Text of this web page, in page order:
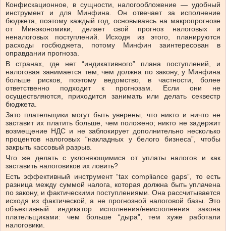
Конфискационное, в сущности, налогообложение — удобный
инструмент и для Минфина. Он отвечает за исполнение
бюджета, поэтому каждый год, основываясь на макропрогнозе
от Минэкономики, делает свой прогноз налоговых и
неналоговых поступлений. Исходя из этого, планируются
расходы госбюджета, потому Минфин заинтересован в
оправдании прогноза.
В странах, где нет “индикативного” плана поступлений, и
налоговая занимается тем, чем должна по закону, у Минфина
больше рисков, поэтому ведомство, в частности, более
ответственно подходит к прогнозам. Если они не
осуществляются, приходится занимать или делать секвестр
бюджета.
Зато плательщики могут быть уверены, что никто и ничто не
заставит их платить больше, чем положено; никто не задержит
возмещение НДС и не заблокирует дополнительно несколько
процентов налоговых “накладных у белого бизнеса”, чтобы
закрыть кассовый разрыв.
Что же делать с уклоняющимися от уплаты налогов и как
заставить налоговиков их ловить?
Есть эффективный инструмент “tax compliance gaps”, то есть
разница между суммой налога, которая должна быть уплачена
по закону, и фактическими поступлениями. Она рассчитывается
исходя из фактической, а не прогнозной налоговой базы. Это
объективный индикатор исполнения/неисполнения закона
плательщиками: чем больше “дыра”, тем хуже работали
налоговики.